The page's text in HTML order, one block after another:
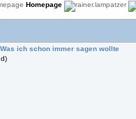
Homepage
Was ich schon immer sagen wollte